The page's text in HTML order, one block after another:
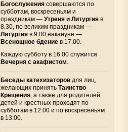
Богослужения совершаются по
субботам, воскресеньям и
праздникам — Утреня и Литургия в
8.30, по великим праздникам —
Литургия в 9.00,накануне —
Всенощное бдение в 17.00.
Каждую субботу в 16.00 служится
Вечерня с акафистом.
Беседы катехизаторов для лиц,
желающих принять Таинство
Крещения, а также для родителей
детей и крестных проходят по
субботам в 12:00 и по воскресеньям
в 13:00.